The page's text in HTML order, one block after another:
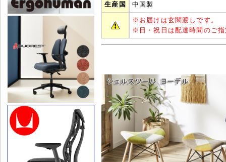
生産国 中国製
※ お届けは玄関渡しです。
※ 日・祝日は配達時間のご